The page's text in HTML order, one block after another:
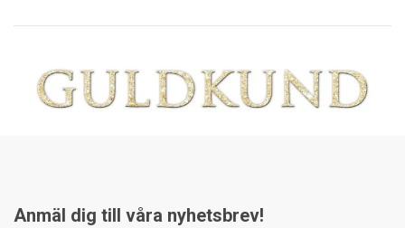
Anmäl dig till våra nyhetsbrev!